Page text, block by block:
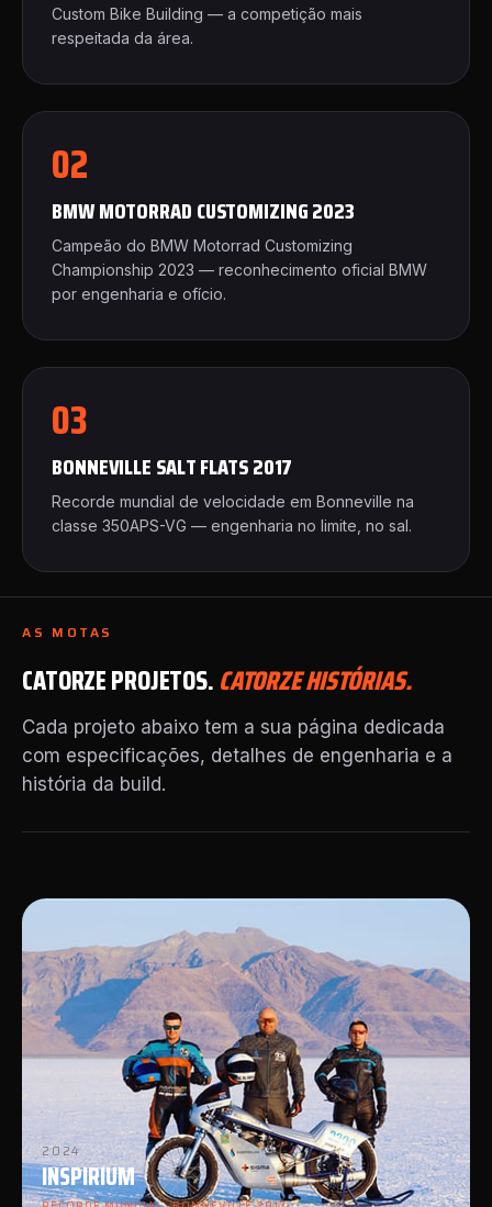
Custom Bike Building — a competição mais
respeitada da área.
02
BMW MOTORRAD CUSTOMIZING 2023
Campeão do BMW Motorrad Customizing
Championship 2023 — reconhecimento oficial BMW
por engenharia e ofício.
03
BONNEVILLE SALT FLATS 2017
Recorde mundial de velocidade em Bonneville na
classe 350APS-VG — engenharia no limite, no sal.
AS MOTAS
CATORZE PROJETOS.CATORZE HISTÓRIAS.
Cada projeto abaixo tem a sua página dedicada
com especificações, detalhes de engenharia e a
história da build.
2024
INSPIRIUM